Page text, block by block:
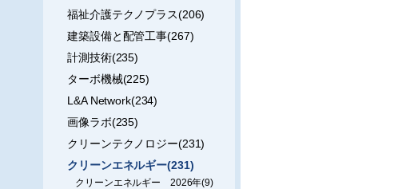
福祉介護テクノプラス(206)
建築設備と配管工事(267)
計測技術(235)
ターボ機械(225)
L&A Network(234)
画像ラボ(235)
クリーンテクノロジー(231)
クリーンエネルギー(231)
クリーンエネルギー 2026年(9)